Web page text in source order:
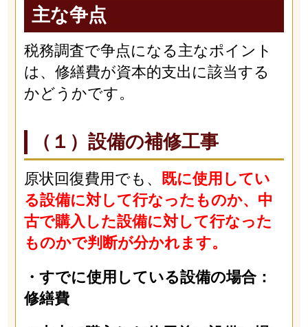
主な争点
税務調査で争点になる主なポイント
は、修繕費が資本的支出に該当する
かどうかです。
（１）設備の補修工事
原状回復費用でも、 既に使用してい
る設備に対して行なったものか、中
古で購入した設備に対して行なった
ものかで判断が分かれます。
・すでに使用している設備の場合：
修繕費